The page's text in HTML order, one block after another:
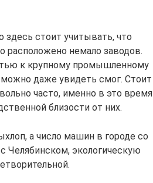
здесь стоит учитывать, что
расположено немало заводов.
к крупному промышленному
можно даже увидеть смог. Стоит
часто, именно в это время
близости от них.
а число машин в городе со
Челябинском, экологическую